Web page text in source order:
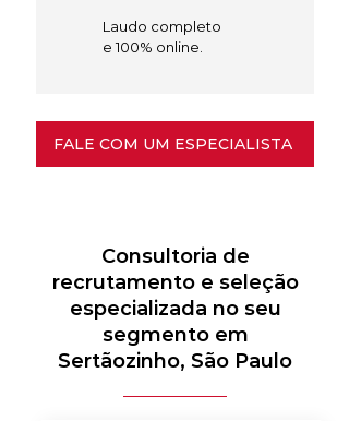
Laudo completo
e 100% online.
FALE COM UM ESPECIALISTA
Consultoria de
recrutamento e seleção
especializada no seu
segmento em
Sertãozinho, São Paulo